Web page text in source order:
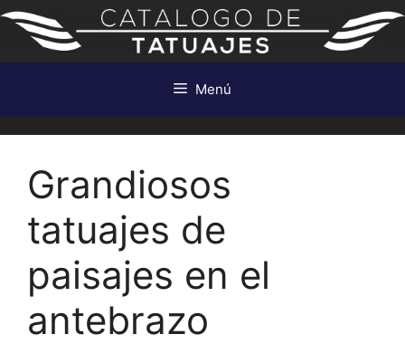
Saltar
contenido
Menú
Grandiosos
tatuajes de
paisajes en el
antebrazo